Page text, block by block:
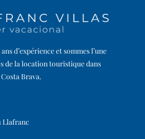
d’expérience et sommes l’une
de la location touristique dans
Brava.​
Llafranc